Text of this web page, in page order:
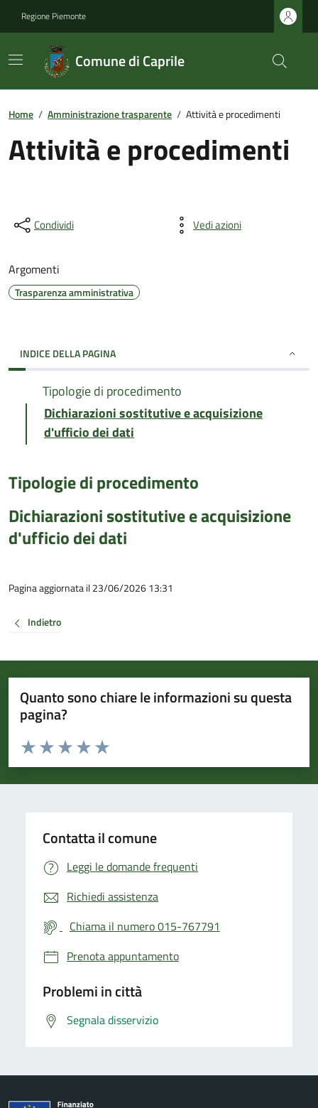
Regione Piemonte
Comune di Caprile
Home / Amministrazione trasparente / Attività e procedimenti
Attività e procedimenti
Condividi Vedi azioni
Argomenti
Trasparenza amministrativa
INDICE DELLA PAGINA
Tipologie di procedimento
Dichiarazioni sostitutive e acquisizione
d'ufficio dei dati
Tipologie di procedimento
Dichiarazioni sostitutive e acquisizione
d'ufficio dei dati
Pagina aggiornata il 23/06/2026 13:31
Indietro
Quanto sono chiare le informazioni su questa
pagina?
Valuta da 1 a 5 stelle la pagina
Valuta 5 stelle su 5
Valuta 4 stelle su 5
Valuta 3 stelle su 5
Valuta 2 stelle su 5
Valuta 1 stelle su 5
Contatta il comune
Leggi le domande frequenti
Richiedi assistenza
Chiama il numero 015-767791
Prenota appuntamento
Problemi in città
Segnala disservizio